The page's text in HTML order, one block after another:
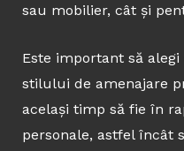
sau mobilier, cât și
Este important să
stilului de amenajare
același timp să fie în
personale, astfel încât